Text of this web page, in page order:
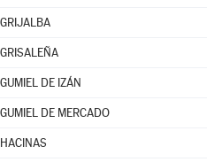
GRIJALBA
GRISALEÑA
GUMIEL DE IZÁN
GUMIEL DE MERCADO
HACINAS